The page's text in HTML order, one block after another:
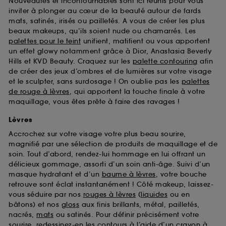
inviter à plonger au cœur de la beauté autour de fards
mats, satinés, irisés ou pailletés. A vous de créer les plus
beaux makeups, qu’ils soient nude ou chamarrés. Les
palettes pour le teint unifient, matifient ou vous apportent
un effet glowy notamment grâce à Dior, Anastasia Beverly
Hills et KVD Beauty. Craquez sur les palette contouring afin
de créer des jeux d’ombres et de lumières sur votre visage
et le sculpter, sans surdosage ! On oublie pas les palettes
de rouge à lèvres, qui apportent la touche finale à votre
maquillage, vous êtes prête à faire des ravages !
Lèvres
Accrochez sur votre visage votre plus beau sourire,
magnifié par une sélection de produits de maquillage et de
soin. Tout d’abord, rendez-lui hommage en lui offrant un
délicieux gommage, assorti d’un soin anti-âge. Suivi d’un
masque hydratant et d’un baume à lèvres, votre bouche
retrouve sont éclat instantanément ! Côté makeup, laissez-
vous séduire par nos rouges à lèvres (liquides ou en
bâtons) et nos gloss aux finis brillants, métal, pailletés,
nacrés, mats ou satinés. Pour définir précisément votre
d’en améliorer la performance.
Cookies de sécurisation des paiements en ligne :
ils nous permettent de lutter notamment contre les
fraudes aux moyens de paiement et les
usurpations d’identité.
Cookies fonctionnels :il s’agit de cookies
permettant l’affichage et/ou la fourniture de
certaines fonctionnalités du site, tel que les
cookies d’authentification qui sont utilisés afin de
vous faire bénéficier de l’authentification
sans saisir à nouveau votre identifiant et mot de
passe.
A l'exception des cookies techniques, le dépôt et la
lecture de ces traceurs requiert votre accord. Vous
pouvez personnaliser vos choix concernant le dépôt
de ces cookies grâce au bouton "personnaliser mes
choix" ci-dessous ou décider de "tout accepter".